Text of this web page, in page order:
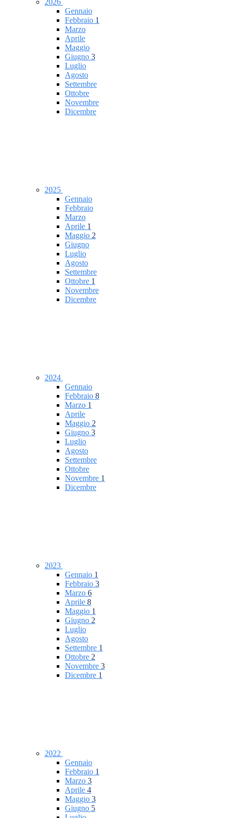
2026
Gennaio
Febbraio 1
Marzo
Aprile
Maggio
Giugno 3
Luglio
Agosto
Settembre
Ottobre
Novembre
Dicembre
2025
Gennaio
Febbraio
Marzo
Aprile 1
Maggio 2
Giugno
Luglio
Agosto
Settembre
Ottobre 1
Novembre
Dicembre
2024
Gennaio
Febbraio 8
Marzo 1
Aprile
Maggio 2
Giugno 3
Luglio
Agosto
Settembre
Ottobre
Novembre 1
Dicembre
2023
Gennaio 1
Febbraio 3
Marzo 6
Aprile 8
Maggio 1
Giugno 2
Luglio
Agosto
Settembre 1
Ottobre 2
Novembre 3
Dicembre 1
2022
Gennaio
Febbraio 1
Marzo 3
Aprile 4
Maggio 3
Giugno 5